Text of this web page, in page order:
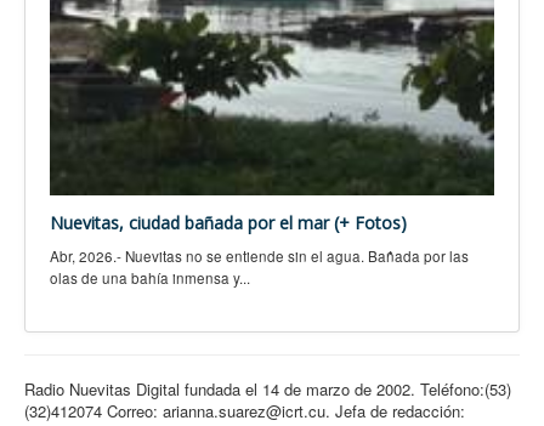
Nuevitas, ciudad bañada por el mar (+ Fotos)
Abr, 2026.- Nuevitas no se entiende sin el agua. Bañada por las
olas de una bahía inmensa y...
Radio Nuevitas Digital fundada el 14 de marzo de 2002. Teléfono:(53)
(32)412074 Correo: arianna.suarez@icrt.cu. Jefa de redacción: